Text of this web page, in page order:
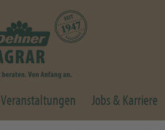
Veranstaltungen Jobs & Karriere